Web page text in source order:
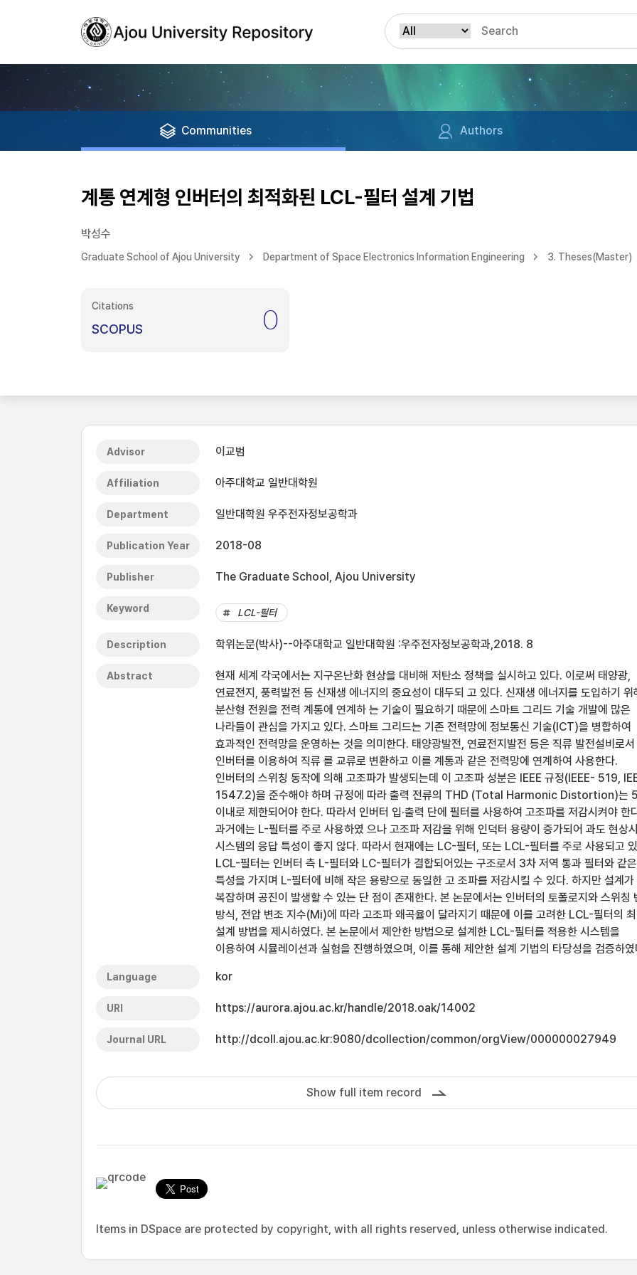
Communities Authors
계통 연계형 인버터의 최적화된 LCL-필터 설계 기법
박성수
Graduate School of Ajou University Department of Space Electronics Information Engineering 3. Theses(Master)
Citations
SCOPUS 0
Advisor 이교범
Affiliation 아주대학교 일반대학원
Department 일반대학원 우주전자정보공학과
Publication Year 2018-08
Publisher The Graduate School, Ajou University
Keyword LCL-필터
Description 학위논문(박사)--아주대학교 일반대학원 :우주전자정보공학과,2018. 8
Abstract
현재 세계 각국에서는 지구온난화 현상을 대비해 저탄소 정책을 실시하고 있다. 이로써 태양광,
연료전지, 풍력발전 등 신재생 에너지의 중요성이 대두되 고 있다. 신재생 에너지를 도입하기 위
분산형 전원을 전력 계통에 연계하 는 기술이 필요하기 때문에 스마트 그리드 기술 개발에 많은
나라들이 관심을 가지고 있다. 스마트 그리드는 기존 전력망에 정보통신 기술(ICT)을 병합하여
효과적인 전력망을 운영하는 것을 의미한다. 태양광발전, 연료전지발전 등은 직류 발전설비로서
인버터를 이용하여 직류 를 교류로 변환하고 이를 계통과 같은 전력망에 연계하여 사용한다.
인버터의 스위칭 동작에 의해 고조파가 발생되는데 이 고조파 성분은 IEEE 규정(IEEE- 519,
1547.2)을 준수해야 하며 규정에 따라 출력 전류의 THD (Total Harmonic Distortion)는
이내로 제한되어야 한다. 따라서 인버터 입·출력 단에 필터를 사용하여 고조파를 저감시켜야 한
과거에는 L-필터를 주로 사용하였 으나 고조파 저감을 위해 인덕터 용량이 증가되어 과도 현상시
시스템의 응답 특성이 좋지 않다. 따라서 현재에는 LC-필터, 또는 LCL-필터를 주로 사용되고
LCL-필터는 인버터 측 L-필터와 LC-필터가 결합되어있는 구조로서 3차 저역 통과 필터와 같은
특성을 가지며 L-필터에 비해 작은 용량으로 동일한 고 조파를 저감시킬 수 있다. 하지만 설계가
복잡하며 공진이 발생할 수 있는 단 점이 존재한다. 본 논문에서는 인버터의 토폴로지와 스위칭
방식, 전압 변조 지수(Mi)에 따라 고조파 왜곡율이 달라지기 때문에 이를 고려한 LCL-필터의
설계 방법을 제시하였다. 본 논문에서 제안한 방법으로 설계한 LCL-필터를 적용한 시스템을
이용하여 시뮬레이션과 실험을 진행하였으며, 이를 통해 제안한 설계 기법의 타당성을 검증하였
Language kor
URI https://aurora.ajou.ac.kr/handle/2018.oak/14002
Journal URL http://dcoll.ajou.ac.kr:9080/dcollection/common/orgView/000000027949
Show full item record
Items in DSpace are protected by copyright, with all rights reserved, unless otherwise indicated.